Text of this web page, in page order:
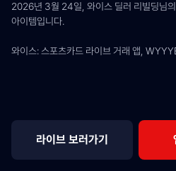
2026년 3월 24일, 와이스 딜러 리빌딩님
아이템입니다.
와이스: 스포츠카드 라이브 거래 앱,
라이브 보러가기